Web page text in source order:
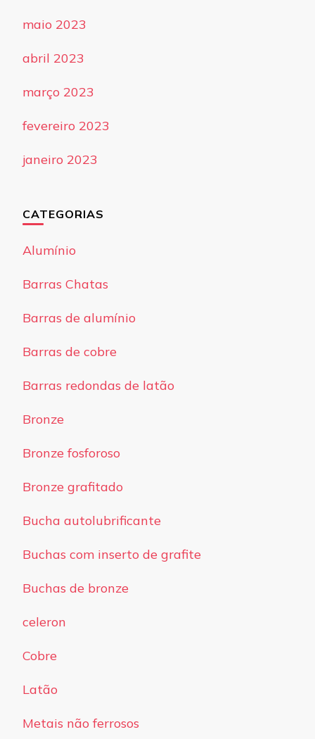
maio 2023
abril 2023
março 2023
fevereiro 2023
janeiro 2023
CATEGORIAS
Alumínio
Barras Chatas
Barras de alumínio
Barras de cobre
Barras redondas de latão
Bronze
Bronze fosforoso
Bronze grafitado
Bucha autolubrificante
Buchas com inserto de grafite
Buchas de bronze
celeron
Cobre
Latão
Metais não ferrosos